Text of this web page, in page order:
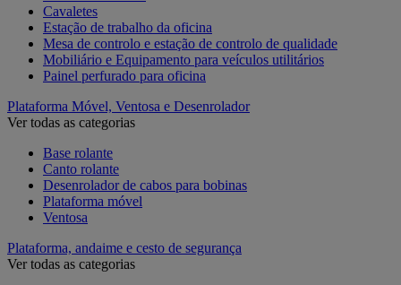
Cavaletes
Estação de trabalho da oficina
Mesa de controlo e estação de controlo de qualidade
Mobiliário e Equipamento para veículos utilitários
Painel perfurado para oficina
Plataforma Móvel, Ventosa e Desenrolador
Ver todas as categorias
Base rolante
Canto rolante
Desenrolador de cabos para bobinas
Plataforma móvel
Ventosa
Plataforma, andaime e cesto de segurança
Ver todas as categorias